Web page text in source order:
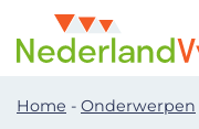
Home - Onderwerpen